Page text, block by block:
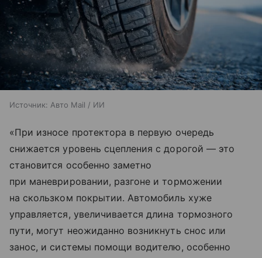
Источник: Авто Mail / ИИ
«При износе протектора в первую очередь
снижается уровень сцепления с дорогой — это
становится особенно заметно
при маневрировании, разгоне и торможении
на скользком покрытии. Автомобиль хуже
управляется, увеличивается длина тормозного
пути, могут неожиданно возникнуть снос или
занос, и системы помощи водителю, особенно